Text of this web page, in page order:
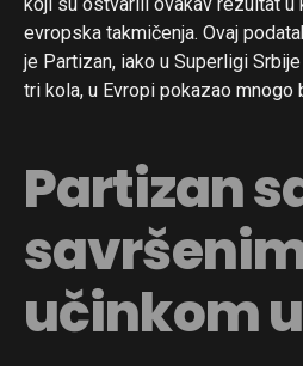
evropska takmičenja. Ovaj
je Partizan, iako u Superligi
tri kola, u Evropi pokazao mnogo
Partizan
učinkom